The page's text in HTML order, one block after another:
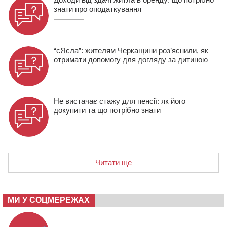
сплатили на Черкащині
знати про оподаткування
“єЯсла”: жителям Черкащини роз’яснили, як
отримати допомогу для догляду за дитиною
Не вистачає стажу для пенсії: як його
докупити та що потрібно знати
Читати ще
МИ У СОЦМЕРЕЖАХ